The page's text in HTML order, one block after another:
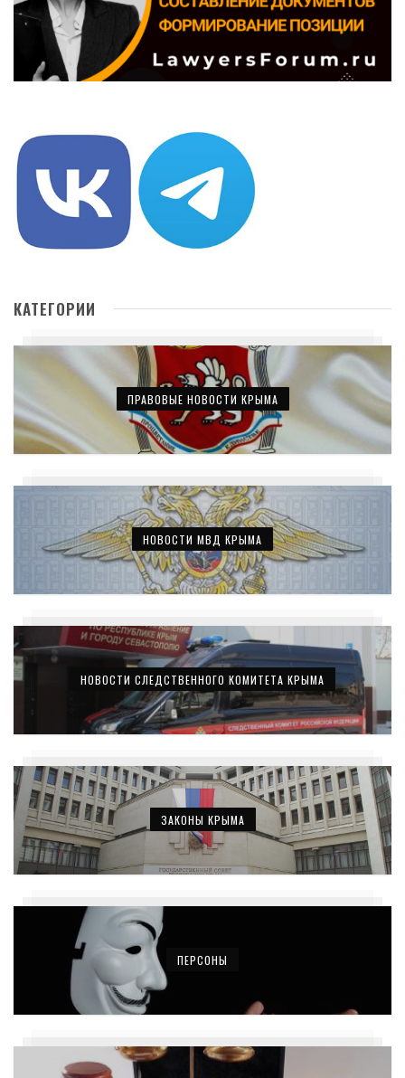
КАТЕГОРИИ
ПРАВОВЫЕ НОВОСТИ КРЫМА
НОВОСТИ МВД КРЫМА
НОВОСТИ СЛЕДСТВЕННОГО КОМИТЕТА КРЫМА
ЗАКОНЫ КРЫМА
ПЕРСОНЫ